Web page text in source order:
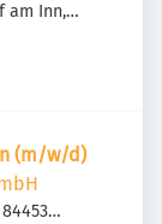
am Inn,
(m/w/d)